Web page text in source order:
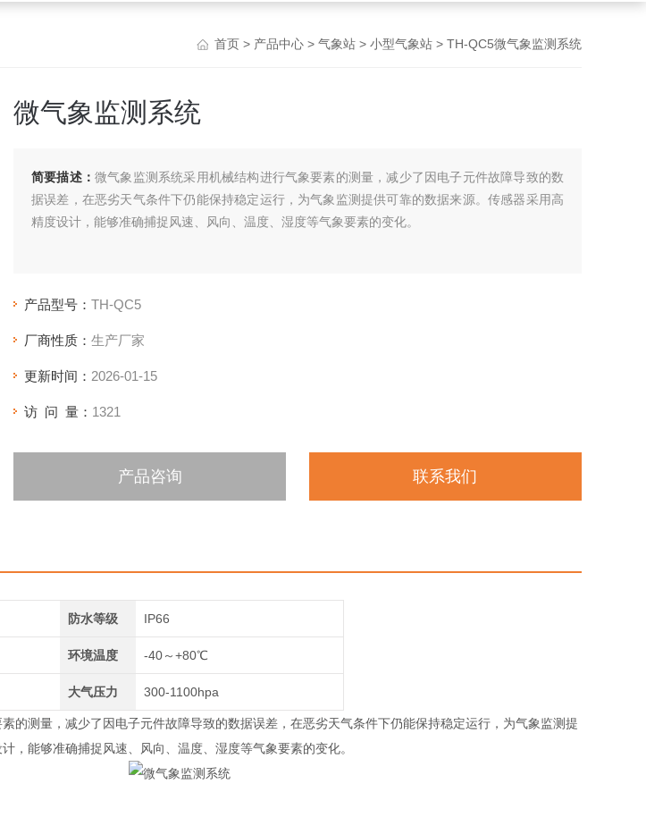
首页 > 产品中心 > 气象站 > 小型气象站 > TH-QC5微气象监测系统
微气象监测系统
简要描述： 微气象监测系统采用机械结构进行气象要素的测量，减少了因电子元件故障导致的数
据误差，在恶劣天气条件下仍能保持稳定运行，为气象监测提供可靠的数据来源。传感器采用高
精度设计，能够准确捕捉风速、风向、温度、湿度等气象要素的变化。
产品型号： TH-QC5
厂商性质： 生产厂家
更新时间： 2026-01-15
访 问 量： 1321
产品咨询 联系我们
防水等级 IP66
环境温度 -40～+80℃
大气压力 300-1100hpa
的测量，减少了因电子元件故障导致的数据误差，在恶劣天气条件下仍能保持稳定运行，为气象监测提
，能够准确捕捉风速、风向、温度、湿度等气象要素的变化。